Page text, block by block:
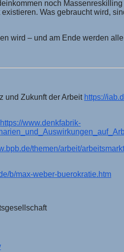
noch
Was gebraucht wird,
wird – und am Ende werden
und Zukunft der Arbeit https://
https://www.denkfabrik-
themen/arbeit/
b/max-weber-buerokratie.htm